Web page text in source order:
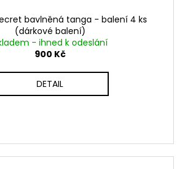
bavlněná tanga - balení 4 ks
(dárkové balení)
- ihned k odeslání
900 Kč
DETAIL